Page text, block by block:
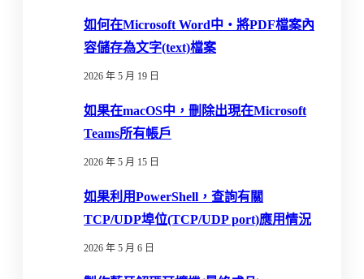
如何在Microsoft Word中‧將PDF檔案內
容儲存為文字(text)檔案
2026 年 5 月 19 日
如果在macOS中，刪除出現在Microsoft
Teams所有帳戶
2026 年 5 月 15 日
如果利用PowerShell，查詢有關
TCP/UDP埠位(TCP/UDP port)應用情況
2026 年 5 月 6 日